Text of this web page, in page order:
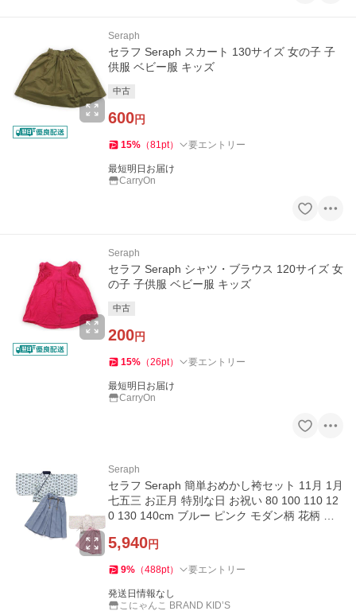
Seraph
セラフ Seraph スカート 130サイズ 女の子 子
供服 ベビー服 キッズ
中古
600円
15% （81pt） 要エントリー
最短明日お届け
CarryOn
Seraph
セラフ Seraph シャツ・ブラウス 120サイズ 女
の子 子供服 ベビー服 キッズ
中古
200円
15% （26pt） 要エントリー
最短明日お届け
CarryOn
Seraph
セラフ Seraph 簡単おめかし袴セット 11月 1月
七五三 お正月 特別な日 お祝い 80 100 110 12
0 130 140cm ブルー ピンク モダン柄 花柄 お
5,940円
9% （488pt） 要エントリー
発送日情報なし
こにゃんこ BRAND KID’S